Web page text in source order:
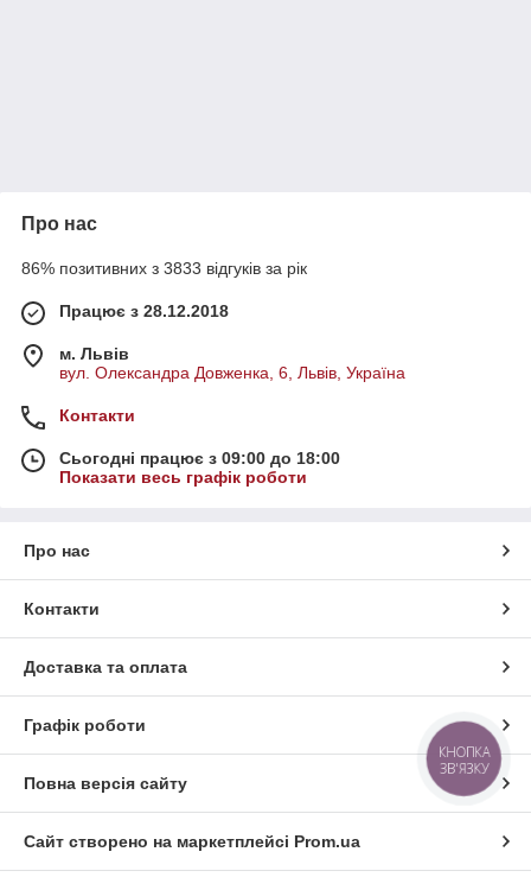
Про нас
86% позитивних з 3833 відгуків за рік
Працює з 28.12.2018
м. Львів
вул. Олександра Довженка, 6, Львів, Україна
Контакти
Сьогодні працює з 09:00 до 18:00
Показати весь графік роботи
Про нас
Контакти
Доставка та оплата
Графік роботи
Повна версія сайту
Сайт створено на маркетплейсі Prom.ua
КНОПКА
ЗВ'ЯЗКУ